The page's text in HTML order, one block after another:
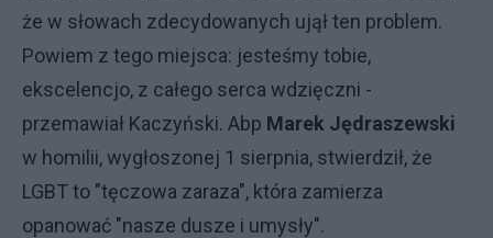
że w słowach zdecydowanych ujął ten problem.
Powiem z tego miejsca: jesteśmy tobie,
ekscelencjo, z całego serca wdzięczni -
przemawiał Kaczyński. Abp Marek Jędraszewski
w homilii, wygłoszonej 1 sierpnia, stwierdził, że
LGBT to "tęczowa zaraza", która zamierza
opanować "nasze dusze i umysły".